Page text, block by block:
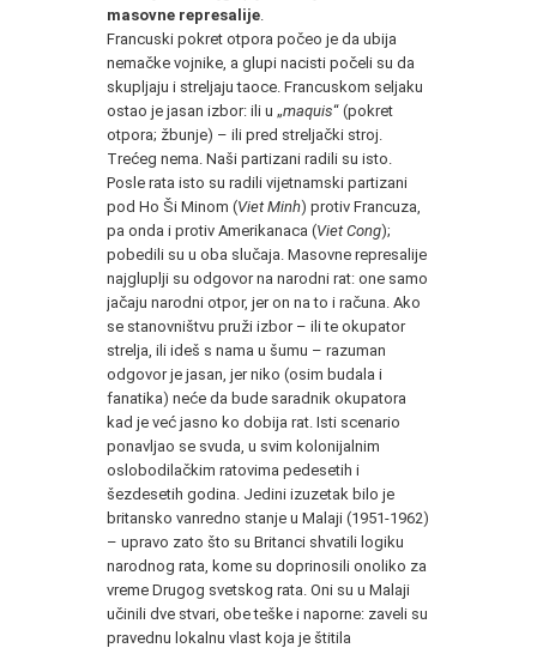
masovne represalije
Francuski pokret otpora počeo je da ubija
nemačke vojnike, a glupi nacisti počeli su da
skupljaju i streljaju taoce. Francuskom seljaku
ostao je jasan izbor: ili u „maquis“ (pokret
otpora; žbunje) – ili pred streljački stroj.
Trećeg nema. Naši partizani radili su isto.
Posle rata isto su radili vijetnamski partizani
pod Ho Ši Minom (Viet Minh) protiv Francuza,
pa onda i protiv Amerikanaca (Viet Cong);
pobedili su u oba slučaja. Masovne represalije
najgluplji su odgovor na narodni rat: one samo
jačaju narodni otpor, jer on na to i računa. Ako
se stanovništvu pruži izbor – ili te okupator
strelja, ili ideš s nama u šumu – razuman
odgovor je jasan, jer niko (osim budala i
fanatika) neće da bude saradnik okupatora
kad je već jasno ko dobija rat. Isti scenario
ponavljao se svuda, u svim kolonijalnim
oslobodilačkim ratovima pedesetih i
šezdesetih godina. Jedini izuzetak bilo je
britansko vanredno stanje u Malaji (1951-1962)
– upravo zato što su Britanci shvatili logiku
narodnog rata, kome su doprinosili onoliko za
vreme Drugog svetskog rata. Oni su u Malaji
učinili dve stvari, obe teške i naporne: zaveli su
pravednu lokalnu vlast koja je štitila